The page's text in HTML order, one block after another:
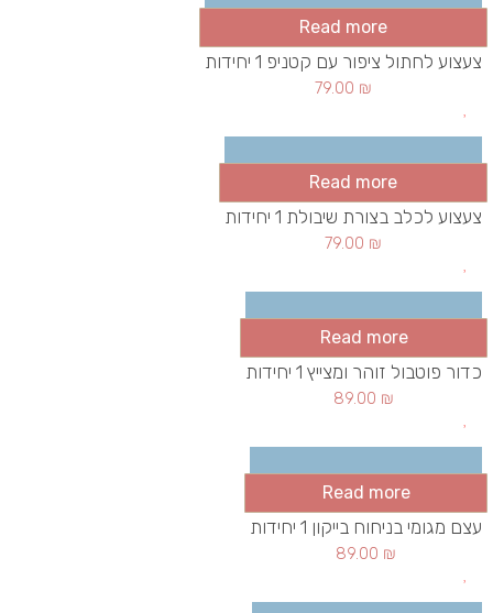
Read more
צעצוע לחתול ציפור עם קטניפ 1 יחידות
79.00 ₪
Read more
צעצוע לכלב בצורת שיבולת 1 יחידות
79.00 ₪
Read more
כדור פוטבול זוהר ומצייץ 1 יחידות
89.00 ₪
Read more
עצם מגומי בניחוח בייקון 1 יחידות
89.00 ₪